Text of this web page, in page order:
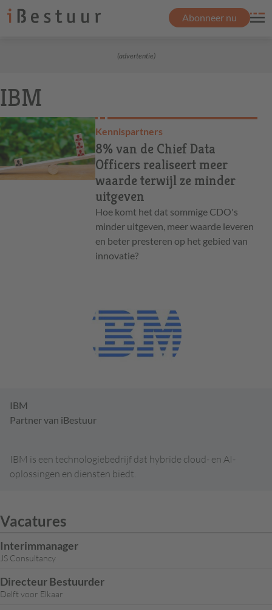
Abonneer nu
(advertentie)
IBM
Kennispartners
8% van de Chief Data
Officers realiseert meer
waarde terwijl ze minder
uitgeven
Hoe komt het dat sommige CDO's
minder uitgeven, meer waarde leveren
en beter presteren op het gebied van
innovatie?
IBM
Partner van iBestuur
IBM is een technologiebedrijf dat hybride cloud- en AI-
oplossingen en diensten biedt.
Vacatures
Interimmanager
JS Consultancy
Directeur Bestuurder
Delft voor Elkaar